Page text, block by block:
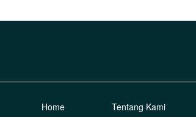
Home Tentang Kami